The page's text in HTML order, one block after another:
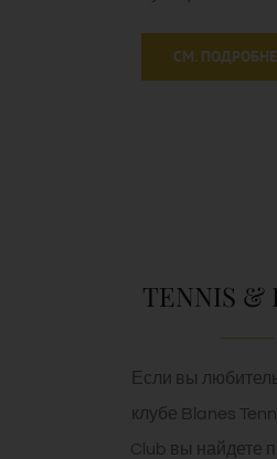
СМ.
TENNIS &
Если вы
клубе Blanes
Club вы найдете